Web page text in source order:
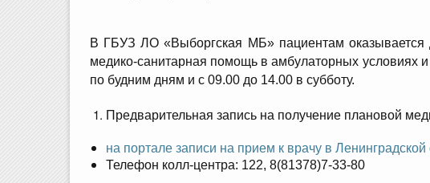
В ГБУЗ ЛО «Выборгская МБ» пациентам оказывается
медико-санитарная помощь в амбулаторных условиях
по будним дням и с 09.00 до 14.00 в субботу.
Предварительная запись на получение плановой
на портале записи на прием к врачу в Ленинградской
Телефон колл-центра: 122, 8(81378)7-33-80